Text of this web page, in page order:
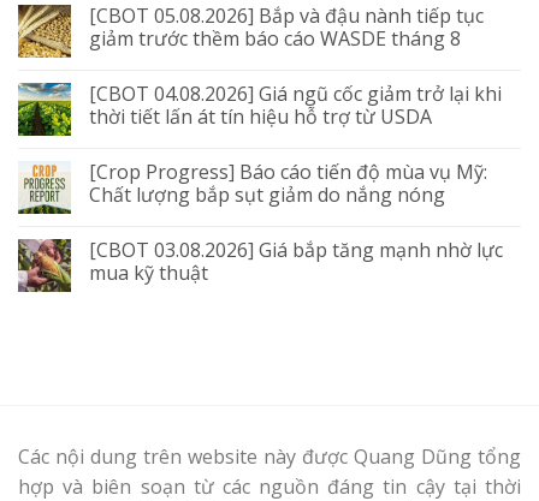
[CBOT 05.08.2026] Bắp và đậu nành tiếp tục
giảm trước thềm báo cáo WASDE tháng 8
[CBOT 04.08.2026] Giá ngũ cốc giảm trở lại khi
thời tiết lấn át tín hiệu hỗ trợ từ USDA
[Crop Progress] Báo cáo tiến độ mùa vụ Mỹ:
Chất lượng bắp sụt giảm do nắng nóng
[CBOT 03.08.2026] Giá bắp tăng mạnh nhờ lực
mua kỹ thuật
Các nội dung trên website này được Quang Dũng tổng
hợp và biên soạn từ các nguồn đáng tin cậy tại thời